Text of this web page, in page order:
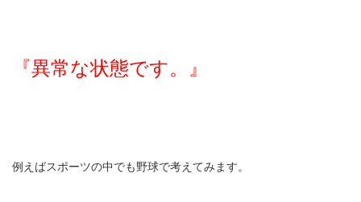
『異常な状態です。』
例えばスポーツの中でも野球で考えてみます。